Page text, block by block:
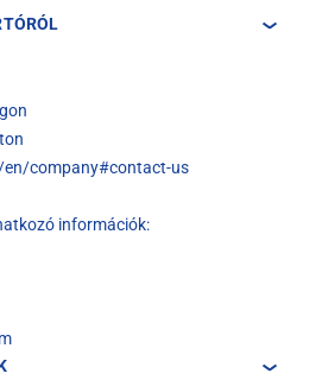
company#contact-us
információk: